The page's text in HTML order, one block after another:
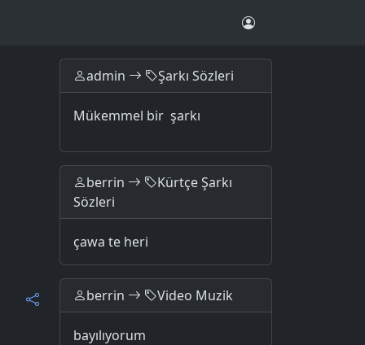
admin Şarkı Sözleri
Mükemmel bir şarkı
berrin
Kürtçe Şarkı
Sözleri
çawa te heri
berrin Video Muzik
bayılıyorum